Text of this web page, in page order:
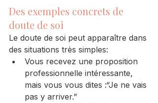
Des exemples concrets de
doute de soi
Le doute de soi peut apparaître dans
des situations très simples:
Vous recevez une proposition
professionnelle intéressante,
mais vous vous dites :“Je ne vais
pas y arriver.”